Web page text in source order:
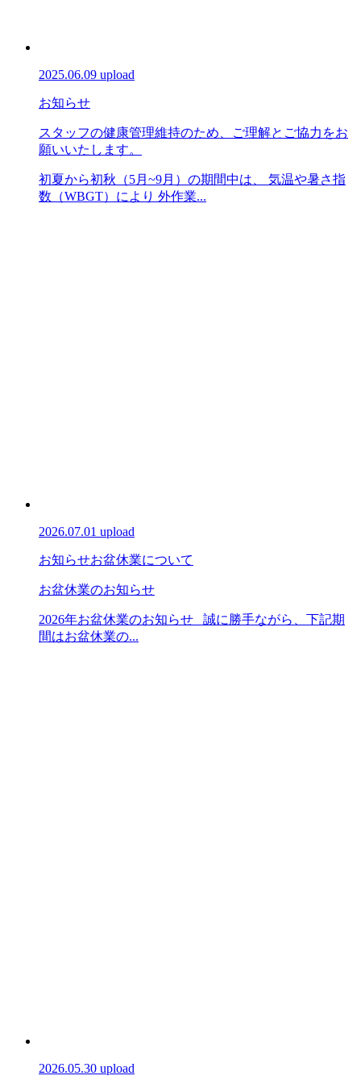
2025.06.09 upload
お知らせ
スタッフの健康管理維持のため、ご理解とご協力をお
願いいたします。
初夏から初秋（5月~9月）の期間中は、 気温や暑さ指
数（WBGT）により 外作業...
2026.07.01 upload
お知らせお盆休業について
お盆休業のお知らせ
2026年お盆休業のお知らせ 誠に勝手ながら、下記期
間はお盆休業の...
2026.05.30 upload